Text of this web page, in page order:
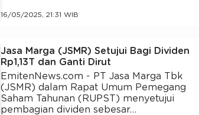
16/05/2025, 21:31 WIB
Jasa Marga (JSMR) Setujui Bagi Dividen
Rp1,13T dan Ganti Dirut
EmitenNews.com - PT Jasa Marga Tbk
(JSMR) dalam Rapat Umum Pemegang
Saham Tahunan (RUPST) menyetujui
pembagian dividen sebesar…